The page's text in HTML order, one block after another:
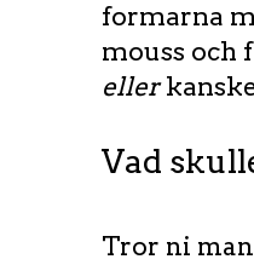
formarna
mouss och
eller
Vad
Tror ni